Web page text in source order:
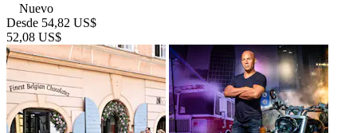
Nuevo
Desde 54,82 US$
52,08 US$